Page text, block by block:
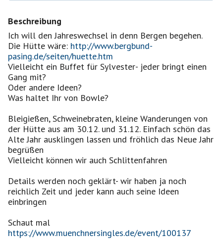
Beschreibung
Ich will den Jahreswechsel in denn Bergen begehen.
Die Hütte wäre: http://www.bergbund-
pasing.de/seiten/huette.htm
Vielleicht ein Buffet für Sylvester- jeder bringt einen
Gang mit?
Oder andere Ideen?
Was haltet Ihr von Bowle?
Bleigießen, Schweinebraten, kleine Wanderungen von
der Hütte aus am 30.12. und 31.12. Einfach schön das
Alte Jahr ausklingen lassen und fröhlich das Neue Jahr
begrüßen
Vielleicht können wir auch Schlittenfahren
Details werden noch geklärt- wir haben ja noch
reichlich Zeit und jeder kann auch seine Ideen
einbringen
Schaut mal
https://www.muenchnersingles.de/event/100137